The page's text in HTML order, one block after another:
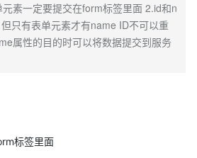
素一定要提交在form标签里面 2.id和n
只有表单元素才有name ID不可以重
属性的目的时可以将数据提交到服务
标签里面